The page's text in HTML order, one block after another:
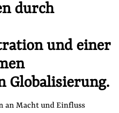
durch
und einer
Globalisierung.
an Macht und Einfluss